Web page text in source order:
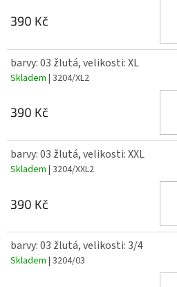
390 Kč
barvy: 03 žlutá, velikosti: XL
Skladem | 3204/XL2
390 Kč
barvy: 03 žlutá, velikosti: XXL
Skladem | 3204/XXL2
390 Kč
barvy: 03 žlutá, velikosti: 3/4
Skladem | 3204/03